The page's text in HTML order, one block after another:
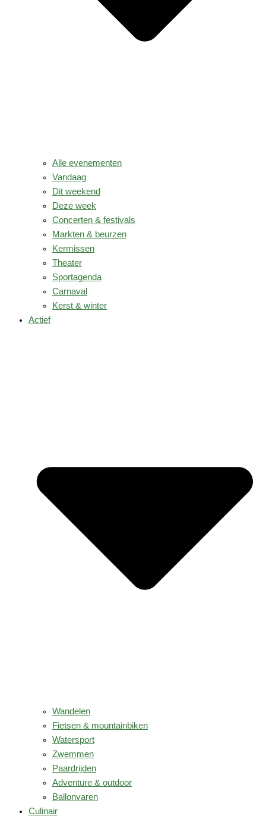
Alle evenementen
Vandaag
Dit weekend
Deze week
Concerten & festivals
Markten & beurzen
Kermissen
Theater
Sportagenda
Carnaval
Kerst & winter
Actief
Wandelen
Fietsen & mountainbiken
Watersport
Zwemmen
Paardrijden
Adventure & outdoor
Ballonvaren
Culinair